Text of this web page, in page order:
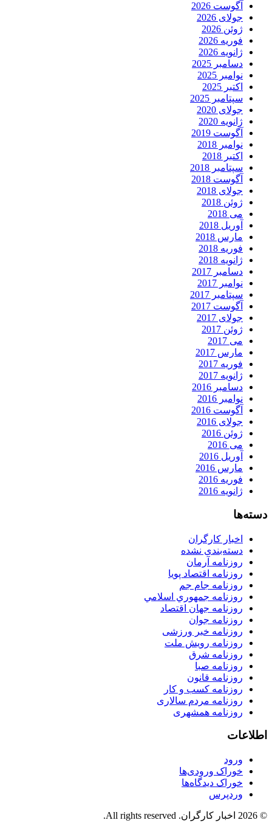
آگوست 2026
جولای 2026
ژوئن 2026
فوریه 2026
ژانویه 2026
دسامبر 2025
نوامبر 2025
اکتبر 2025
سپتامبر 2025
جولای 2020
ژانویه 2020
آگوست 2019
نوامبر 2018
اکتبر 2018
سپتامبر 2018
آگوست 2018
جولای 2018
ژوئن 2018
می 2018
آوریل 2018
مارس 2018
فوریه 2018
ژانویه 2018
دسامبر 2017
نوامبر 2017
سپتامبر 2017
آگوست 2017
جولای 2017
ژوئن 2017
می 2017
مارس 2017
فوریه 2017
ژانویه 2017
دسامبر 2016
نوامبر 2016
آگوست 2016
جولای 2016
ژوئن 2016
می 2016
آوریل 2016
مارس 2016
فوریه 2016
ژانویه 2016
دسته‌ها
اخبار کارگران
دسته‌بندی نشده
روزنامه آرمان
روزنامه اقتصاد پویا
روزنامه جام جم
روزنامه جمهوري اسلامي
روزنامه جهان اقتصاد
روزنامه جوان
روزنامه خبر ورزشى
روزنامه رویش ملت
روزنامه شرق
روزنامه صبا
روزنامه قانون
روزنامه كسب و كار
روزنامه مردم سالاری
روزنامه همشهری
اطلاعات
ورود
خوراک ورودی‌ها
خوراک دیدگاه‌ها
وردپرس
© 2026 اخبار کارگران. All rights reserved.